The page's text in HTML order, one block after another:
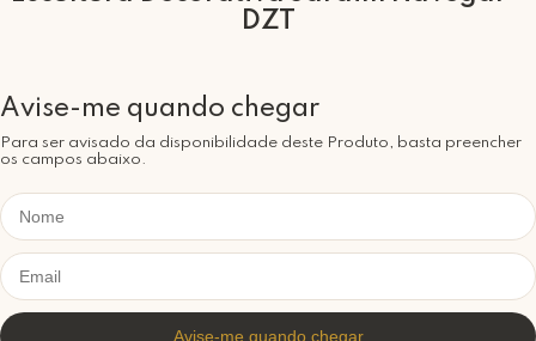
DZT
Para ser avisado da disponibilidade deste Produto, basta preencher
os campos abaixo.